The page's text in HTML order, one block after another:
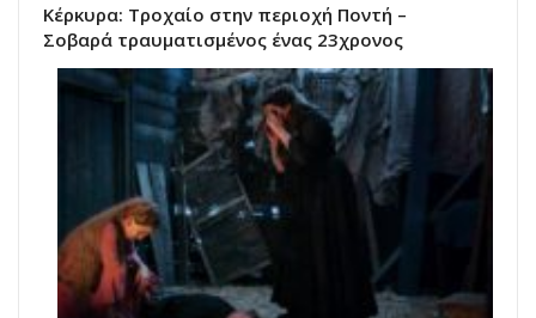
Κέρκυρα: Τροχαίο στην περιοχή Ποντή –
Σοβαρά τραυματισμένος ένας 23χρονος